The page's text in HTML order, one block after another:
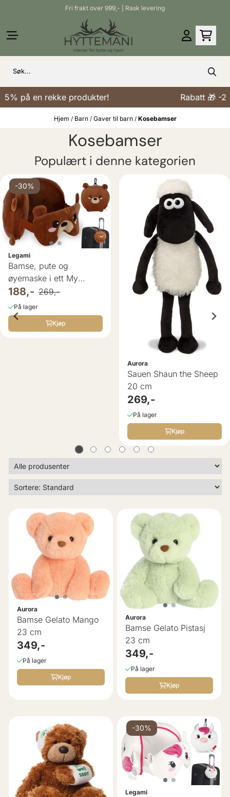
Fri frakt over 999,- | Rask levering
på en rekke produkter! Rabatt 🎁 -
Hjem / Barn / Gaver til barn / Kosebamser
Kosebamser
Populært i denne kategorien
-30%
Legami
Bamse, pute og
øyemaske i ett My
Travel Buddy ...
188,- 269,-
På lager
Kjøp
Aurora
Sauen Shaun the Sheep
20 cm
269,-
På lager
Kjøp
Aurora
Bamse Gelato Mango
23 cm
349,-
På lager
Kjøp
Aurora
Bamse Gelato Pistasj
23 cm
349,-
På lager
Kjøp
-30%
Legami